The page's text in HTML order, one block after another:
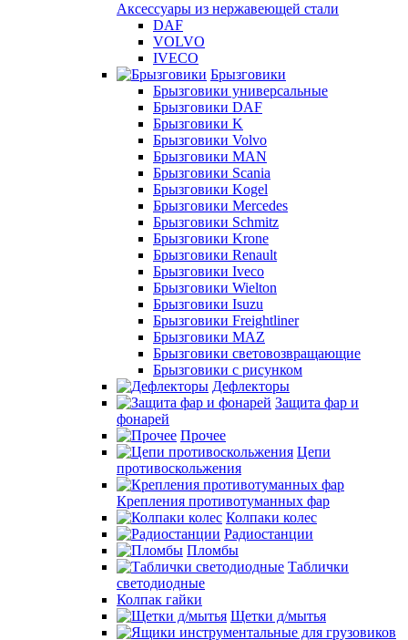
Аксессуары из нержавеющей стали
DAF
VOLVO
IVECO
Брызговики
Брызговики универсальные
Брызговики DAF
Брызговики K
Брызговики Volvo
Брызговики MAN
Брызговики Scania
Брызговики Kogel
Брызговики Mercedes
Брызговики Schmitz
Брызговики Krone
Брызговики Renault
Брызговики Iveco
Брызговики Wielton
Брызговики Isuzu
Брызговики Freightliner
Брызговики MAZ
Брызговики световозвращающие
Брызговики с рисунком
Дефлекторы
Защита фар и
фонарей
Прочее
Цепи
противоскольжения
Крепления противотуманных фар
Колпаки колес
Радиостанции
Пломбы
Таблички
светодиодные
Колпак гайки
Щетки д/мытья